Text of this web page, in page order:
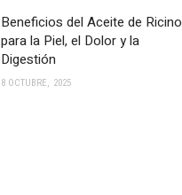
Beneficios del Aceite de Ricino
para la Piel, el Dolor y la
Digestión
8 OCTUBRE, 2025